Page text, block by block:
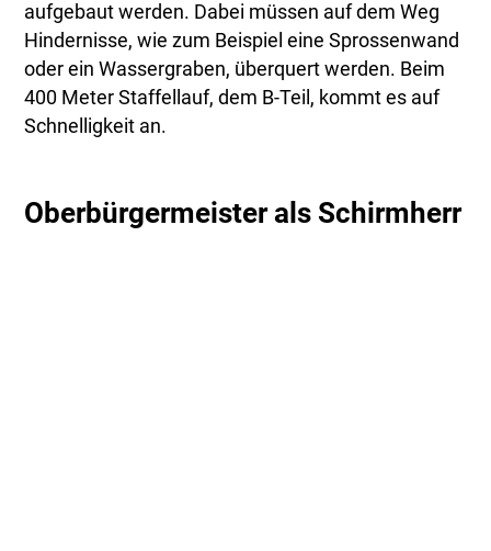
aufgebaut werden. Dabei müssen auf dem Weg
Hindernisse, wie zum Beispiel eine Sprossenwand
oder ein Wassergraben, überquert werden. Beim
400 Meter Staffellauf, dem B-Teil, kommt es auf
Schnelligkeit an.
Oberbürgermeister als Schirmherr